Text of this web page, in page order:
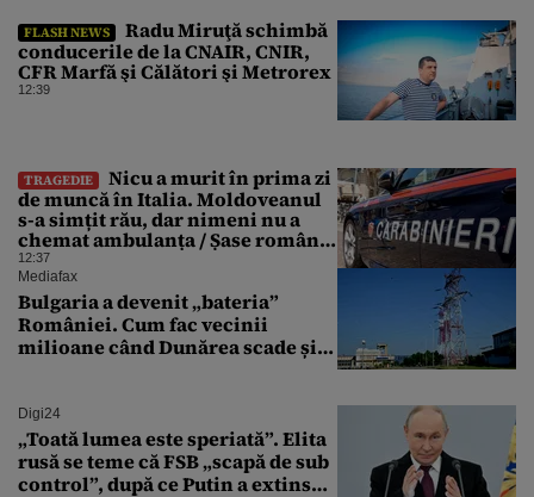
FLASH NEWS
Radu Miruţă schimbă
conducerile de la CNAIR, CNIR,
CFR Marfă şi Călători şi Metrorex
12:39
TRAGEDIE
Nicu a murit în prima zi
de muncă în Italia. Moldoveanul
s-a simțit rău, dar nimeni nu a
chemat ambulanța / Șase români,
anchetați
12:37
Mediafax
Bulgaria a devenit „bateria”
României. Cum fac vecinii
milioane când Dunărea scade și
Digi24
„Toată lumea este speriată”. Elita
rusă se teme că FSB „scapă de sub
control”, după ce Putin a extins